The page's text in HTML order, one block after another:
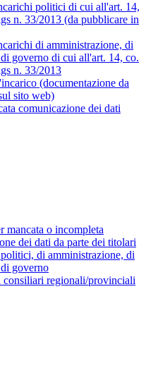
politici di cui all'art. 14,
n. 33/2013 (da pubblicare in
di amministrazione, di
governo di cui all'art. 14, co.
n. 33/2013
(documentazione da
sito web)
comunicazione dei dati
mancata o incompleta
dei dati da parte dei titolari
di amministrazione, di
governo
regionali/provinciali